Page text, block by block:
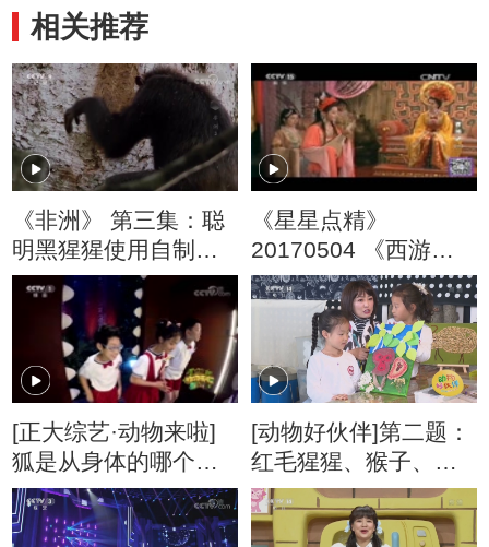
相关推荐
《非洲》 第三集：聪
明黑猩猩使用自制工
具 攻陷无刺蜂蜂巢取
《星星点精》
20170504 《西游
记》（23）
[正大综艺·动物来啦]
狐是从身体的哪个部
位开始换毛？
[动物好伙伴]第二题：
红毛猩猩、猴子、黑
猩猩中与人类血缘最
近是谁？